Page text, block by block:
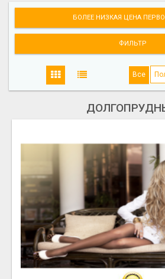
БОЛЕЕ НИЗКАЯ ЦЕНА
ФИЛЬТР
Все